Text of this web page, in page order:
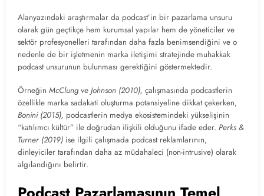
Alanyazındaki araştırmalar da podcast’in bir pazarlama unsuru
olarak gün geçtikçe hem kurumsal yapılar hem de yöneticiler ve
sektör profesyonelleri tarafından daha fazla benimsendiğini ve o
nedenle de bir işletmenin marka iletişimi stratejinde muhakkak
podcast unsurunun bulunması gerektiğini göstermektedir.
Örneğin McClung ve Johnson (2010), çalışmasında podcastlerin
özellikle marka sadakati oluşturma potansiyeline dikkat çekerken,
Bonini (2015), podcastlerin medya ekosistemindeki yükselişinin
“katılımcı kültür” ile doğrudan ilişkili olduğunu ifade eder. Perks &
Turner (2019) ise ilgili çalışmada podcast reklamlarının,
dinleyiciler tarafından daha az müdahaleci (non-intrusive) olarak
algılandığını belirtir.